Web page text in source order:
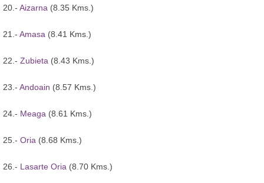
20.- Aizarna (8.35 Kms.)
21.- Amasa (8.41 Kms.)
22.- Zubieta (8.43 Kms.)
23.- Andoain (8.57 Kms.)
24.- Meaga (8.61 Kms.)
25.- Oria (8.68 Kms.)
26.- Lasarte Oria (8.70 Kms.)